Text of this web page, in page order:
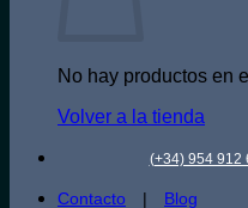
No hay productos en
Volver a la tienda
(+34) 954 912
Contacto | Blog